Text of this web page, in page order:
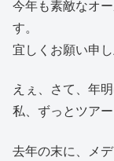
今年も素敵なオ
す。
宜しくお願い申し
えぇ、さて、年
私、ずっとツア
去年の末に、メ